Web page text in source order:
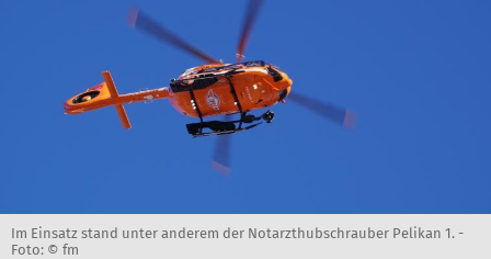
Im Einsatz stand unter anderem der Notarzthubschrauber Pelikan 1. -
Foto: © fm